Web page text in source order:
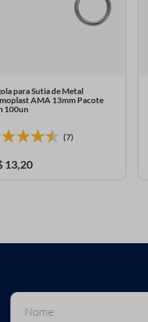
para Sutia de Metal
AMA 13mm Pacote
100un
(7)
13,20